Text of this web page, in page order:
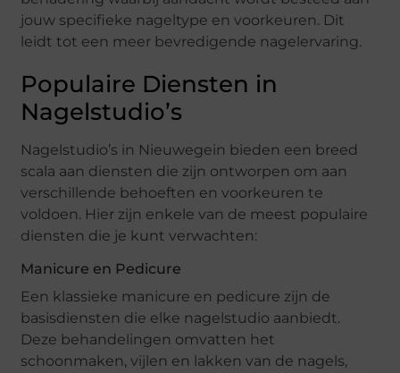
jouw specifieke nageltype en voorkeuren. Dit
leidt tot een meer bevredigende nagelervaring.
Populaire Diensten in
Nagelstudio’s
Nagelstudio’s in Nieuwegein bieden een breed
scala aan diensten die zijn ontworpen om aan
verschillende behoeften en voorkeuren te
voldoen. Hier zijn enkele van de meest populaire
diensten die je kunt verwachten:
Manicure en Pedicure
Een klassieke manicure en pedicure zijn de
basisdiensten die elke nagelstudio aanbiedt.
Deze behandelingen omvatten het
schoonmaken, vijlen en lakken van de nagels,